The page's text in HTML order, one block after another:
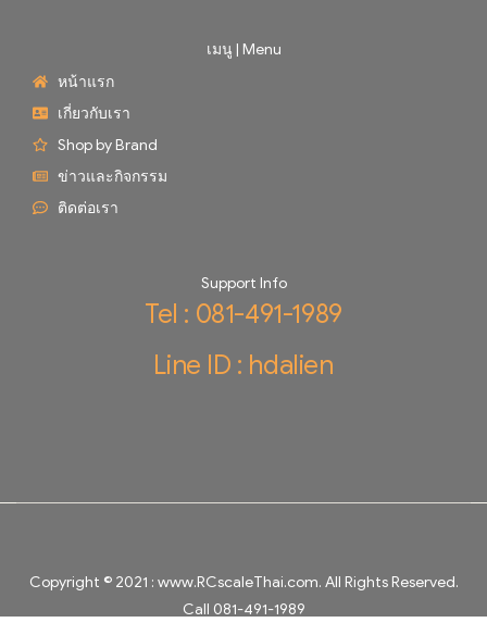
เมนู | Menu
หน้าแรก
เกี่ยวกับเรา
Shop by Brand
ข่าวและกิจกรรม
ติดต่อเรา
Support Info
Tel : 081-491-1989
Line ID : hdalien
Copyright © 2021 : www.RCscaleThai.com. All Rights Reserved.
Call 081-491-1989